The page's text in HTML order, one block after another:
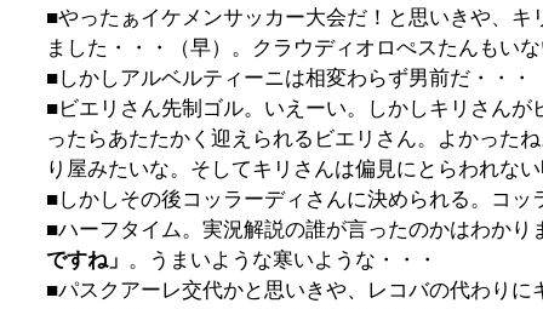
■やったぁイケメンサッカー大会だ！と思いきや、
ました・・・（早）。クラウディオロぺスたんもい
■しかしアルベルティーニは相変わらず男前だ・・・
■ビエリさん先制ゴル。いえーい。しかしキリさん
ったらあたたかく迎えられるビエリさん。よかった
り屋みたいな。そしてキリさんは偏見にとらわれ
■しかしその後コッラーディさんに決められる。コ
■ハーフタイム。実況解説の誰が言ったのかはわか
ですね」 。うまいような寒いような・・・
■パスクアーレ交代かと思いきや、レコバの代わり